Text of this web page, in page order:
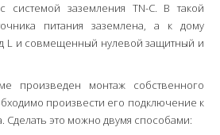
системой заземления TN-C. В такой
питания заземлена, а к дому
L и совмещенный нулевой защитный и
произведен монтаж собственного
произвести его подключение к
Сделать это можно двумя способами: